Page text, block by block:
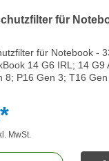
für
für Notebook -
14 G6 IRL; 14 G9
8; P16 Gen 3; T16
MwSt.